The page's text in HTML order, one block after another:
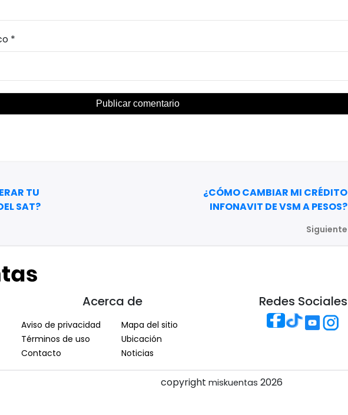
*
TU
SAT?
¿CÓMO CAMBIAR MI CRÉDITO
INFONAVIT DE VSM A PESOS?
Siguiente
Acerca de
Aviso de privacidad
Términos de uso
Contacto
Mapa del sitio
Ubicación
Noticias
Redes Sociales
copyright miskuentas 2026